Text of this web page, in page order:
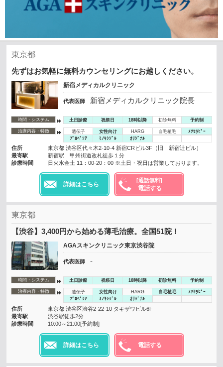
東京都
先ずはお気軽に無料カウンセリングにお越しください。
新宿メディカルクリニック
代表医師 新宿メディカルクリニック院長
時間・システム 土日診療 祝祭日 18時以降 初診無料 予約制
治療内容・特徴 遺伝子 女性向け HARG 自毛植毛
ﾒｿｾﾗﾋﾟｰ
ﾌﾟﾛﾍﾟｼｱ
ﾐﾉｷｼｼﾞﾙ ｵﾘｼﾞﾅﾙ
住所
東京都 渋谷区代々木2-10-4 新宿CRビル3F（旧 新宿辻ビル）
最寄駅
新宿駅 甲州街道改札徒歩１分
診療時間
日火水金土 11：00-20：00 ※土日・祝日は営業しております。
詳細はこちら
[通話無料]
電話する
東京都
【渋谷】3,400円から始める薄毛治療。全国51院！
AGAスキンクリニック東京渋谷院
代表医師 -
時間・システム 土日診療 祝祭日 18時以降 初診無料 予約制
治療内容・特徴 遺伝子 女性向け HARG 自毛植毛
ﾒｿｾﾗﾋﾟｰ
ﾌﾟﾛﾍﾟｼｱ
ﾐﾉｷｼｼﾞﾙ ｵﾘｼﾞﾅﾙ
住所
東京都 渋谷区渋谷2-22-10 タキザワビル6F
最寄駅
渋谷駅徒歩2分
診療時間
10:00～21:00[予約制]
詳細はこちら 電話する